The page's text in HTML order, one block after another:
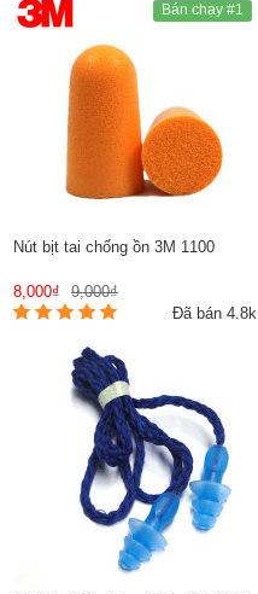
Bán chạy #1
Nút bịt tai chống ồn 3M 1100
8,000₫
9,000₫
Đã bán 4.8k